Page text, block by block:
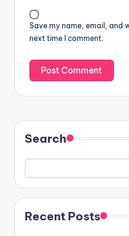
Save my name, email, and
next time I comment.
Search
Recent Posts